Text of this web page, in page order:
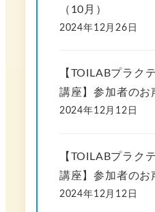
（10月）
2024年12月26日
【TOILABプラク
講座】参加者のお
2024年12月12日
【TOILABプラク
講座】参加者のお
2024年12月12日